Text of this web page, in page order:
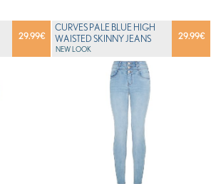
29.99€ 29.99€
CURVES PALE BLUE HIGH
WAISTED SKINNY JEANS
NEW LOOK